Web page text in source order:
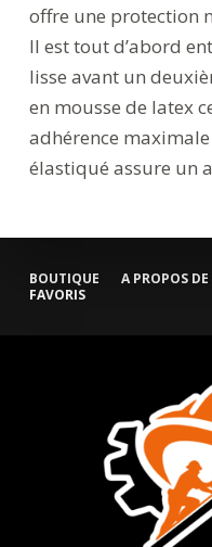
offre une protection
Il est tout d’abord
lisse avant un
en mousse de latex
adhérence
élastiqué assure un
BOUTIQUE A PROPOS
FAVORIS